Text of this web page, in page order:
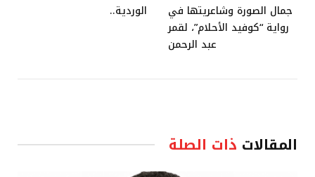
جمال الصورة وشاعريتها في
رواية “كوفيد الأحلام”، لقمر
عبد الرحمن
الوردية..
المقالات ذات الصلة